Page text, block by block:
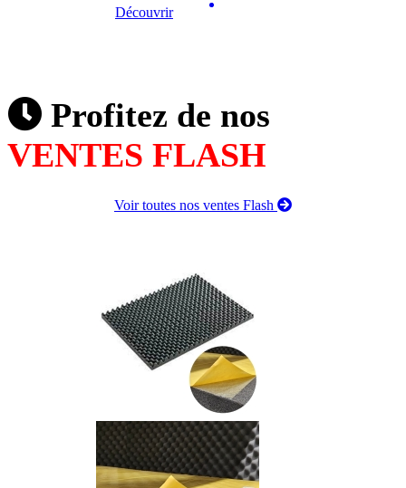
Découvrir
Profitez de nos
VENTES FLASH
Voir toutes nos ventes Flash